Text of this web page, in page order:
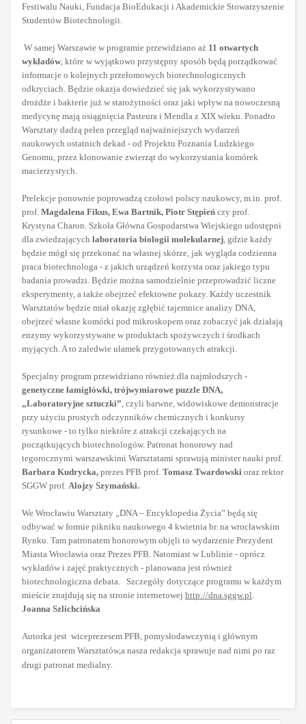
Festiwalu Nauki, Fundacja BioEdukacji i Akademickie Stowarzyszenie
Studentów Biotechnologii.
W samej Warszawie w programie przewidziano aż 11 otwartych
wykładów , które w wyjątkowo przystępny sposób będą porządkować
informacje o kolejnych przełomowych biotechnologicznych
odkryciach. Będzie okazja dowiedzieć się jak wykorzystywano
drożdże i bakterie już w starożytności oraz jaki wpływ na nowoczesną
medycynę mają osiągnięcia Pasteura i Mendla z XIX wieku. Ponadto
Warsztaty dadzą pełen przegląd najważniejszych wydarzeń
naukowych ostatnich dekad - od Projektu Poznania Ludzkiego
Genomu, przez klonowanie zwierząt do wykorzystania komórek
macierzystych.
Prelekcje ponownie poprowadzą czołowi polscy naukowcy, m.in. prof.
prof. Magdalena Fikus, Ewa Bartnik, Piotr Stępień czy prof.
Krystyna Charon. Szkoła Główna Gospodarstwa Wiejskiego udostępni
dla zwiedzających laboratoria biologii molekularnej , gdzie każdy
będzie mógł się przekonać na własnej skórze, jak wygląda codzienna
praca biotechnologa - z jakich urządzeń korzysta oraz jakiego typu
badania prowadzi. Będzie można samodzielnie przeprowadzić liczne
eksperymenty, a także obejrzeć efektowne pokazy. Każdy uczestnik
Warsztatów będzie miał okazję zgłębić tajemnice analizy DNA,
obejrzeć własne komórki pod mikroskopem oraz zobaczyć jak działają
enzymy wykorzystywane w produktach spożywczych i środkach
myjących. A to zaledwie ułamek przygotowanych atrakcji.
Specjalny program przewidziano również dla najmłodszych -
genetyczne łamigłówki, trójwymiarowe puzzle DNA,
„Laboratoryjne sztuczki” , czyli barwne, widowiskowe demonstracje
przy użyciu prostych odczynników chemicznych i konkursy
rysunkowe - to tylko niektóre z atrakcji czekających na
początkujących biotechnologów. Patronat honorowy nad
tegorocznymi warszawskimi Warsztatami sprawują minister nauki prof.
Barbara Kudrycka, prezes PFB prof. Tomasz Twardowski oraz rektor
SGGW prof. Alojzy Szymański.
We Wrocławiu Warsztaty „DNA – Encyklopedia Życia” będą się
odbywać w formie pikniku naukowego 4 kwietnia br. na wrocławskim
Rynku. Tam patronatem honorowym objęli to wydarzenie Prezydent
Miasta Wrocławia oraz Prezes PFB. Natomiast w Lublinie - oprócz
wykładów i zajęć praktycznych - planowana jest również
biotechnologiczna debata. Szczegóły dotyczące programu w każdym
mieście znajdują się na stronie internetowej http://dna.sggw.pl
Joanna Szlichcińska
Autorka jest wiceprezesem PFB, pomysłodawczynią i głównym
organizatorem Warsztatów,a nasza redakcja sprawuje nad nimi po raz
drugi patronat medialny.